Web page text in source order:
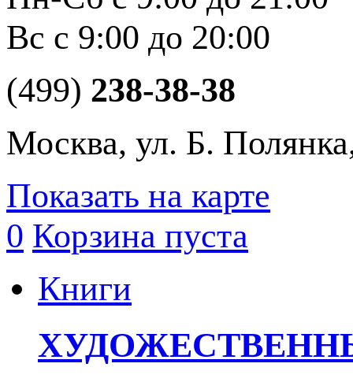
Вс с 9:00 до 20:00
(499) 238-38-38
Москва, ул. Б.
Показать на карте
0 Корзина пуста
Книги